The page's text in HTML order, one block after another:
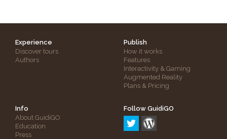
Experience
Discover tours
Authors
Publish
How it works
Features
Interactivity & Gaming
Augmented Reality
Plans & Pricing
Info
About GuidiGO
Education
Press
Follow GuidiGO